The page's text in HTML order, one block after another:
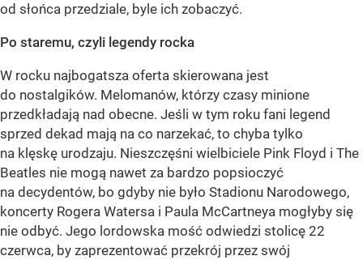
od słońca przedziale, byle ich zobaczyć.
Po staremu, czyli legendy rocka
W rocku najbogatsza oferta skierowana jest
do nostalgików. Melomanów, którzy czasy minione
przedkładają nad obecne. Jeśli w tym roku fani legend
sprzed dekad mają na co narzekać, to chyba tylko
na klęskę urodzaju. Nieszczęśni wielbiciele Pink Floyd i The
Beatles nie mogą nawet za bardzo popsioczyć
na decydentów, bo gdyby nie było Stadionu Narodowego,
koncerty Rogera Watersa i Paula McCartneya mogłyby się
nie odbyć. Jego lordowska mość odwiedzi stolicę 22
czerwca, by zaprezentować przekrój przez swój